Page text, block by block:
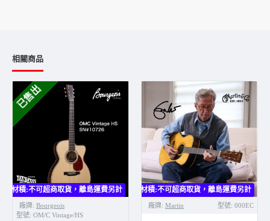
Collings OM2H Cut
Top Wood: Sitka Spruce
Back Wood: Indian Rosewood
High Gloss Nitrocellulose Lacquer Finish
Fully adjustable truss rod
15 degree headstock angle
Neck Wood: Mahogany
Fretboard: Ebony
Bridge: Ebony
Bracing: Pre-War Scalloped
Headstock Overlay: Ebony
相關商品
大材積:不可超商取貨，離島運費另計
已售出
廠牌: Bourgeois
型號: OM/C Vintage/HS
大材積:不可超商取貨，離島運費另計
廠牌: Martin 型號: 000EC